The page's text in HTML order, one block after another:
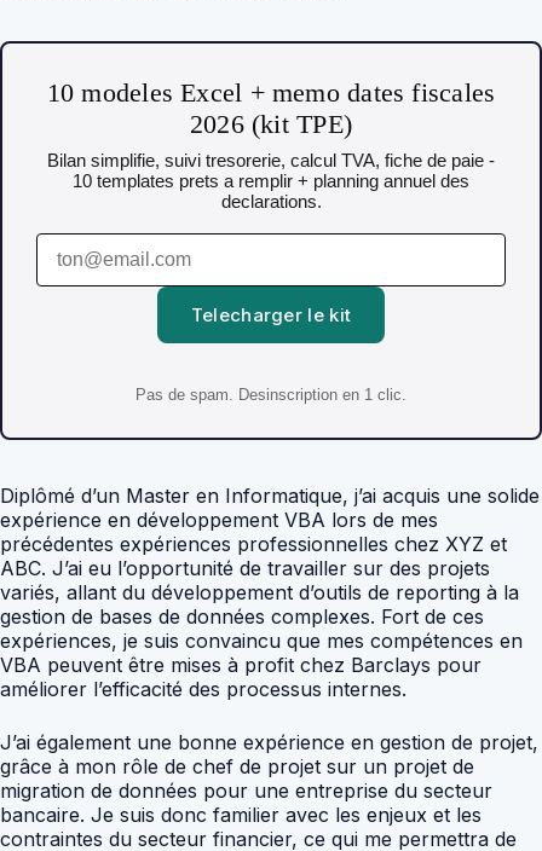
10 modeles Excel + memo dates fiscales
2026 (kit TPE)
Bilan simplifie, suivi tresorerie, calcul TVA, fiche de paie -
10 templates prets a remplir + planning annuel des
declarations.
Telecharger le kit
Pas de spam. Desinscription en 1 clic.
Diplômé d’un Master en Informatique, j’ai acquis une solide
expérience en développement VBA lors de mes
précédentes expériences professionnelles chez XYZ et
ABC. J’ai eu l’opportunité de travailler sur des projets
variés, allant du développement d’outils de reporting à la
gestion de bases de données complexes. Fort de ces
expériences, je suis convaincu que mes compétences en
VBA peuvent être mises à profit chez Barclays pour
améliorer l’efficacité des processus internes.
J’ai également une bonne expérience en gestion de projet,
grâce à mon rôle de chef de projet sur un projet de
migration de données pour une entreprise du secteur
bancaire. Je suis donc familier avec les enjeux et les
contraintes du secteur financier, ce qui me permettra de